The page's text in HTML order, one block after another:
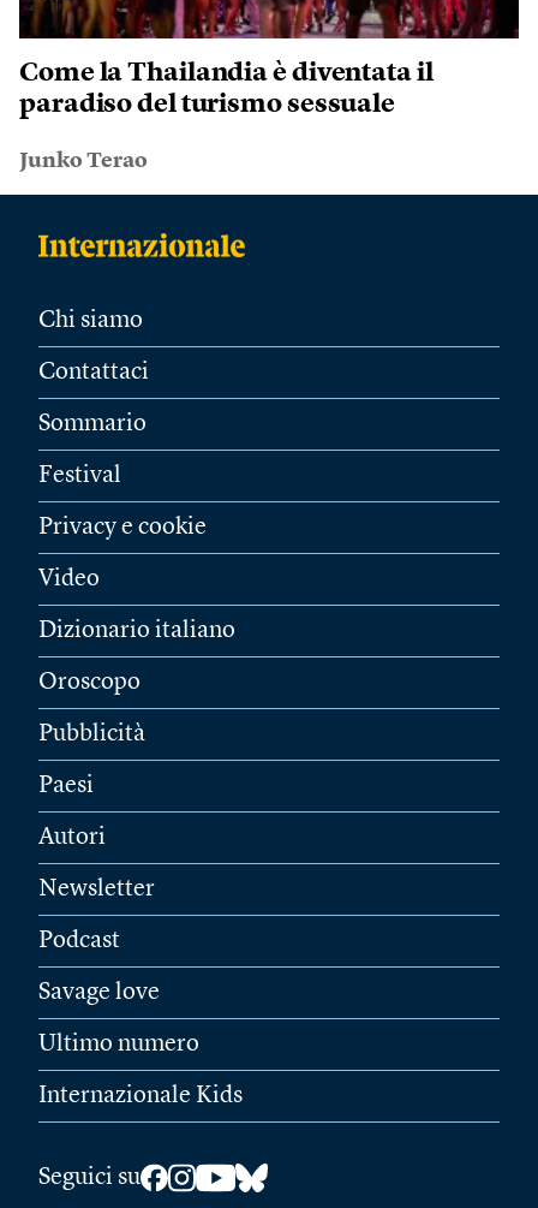
Come la Thailandia è diventata il
paradiso del turismo sessuale
Junko Terao
Chi siamo
Contattaci
Sommario
Festival
Privacy e cookie
Video
Dizionario italiano
Oroscopo
Pubblicità
Paesi
Autori
Newsletter
Podcast
Savage love
Ultimo numero
Internazionale Kids
Seguici su